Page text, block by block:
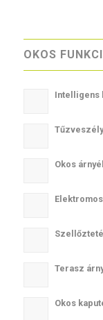
OKOS
Intelligens
Okos
Terasz
Okos